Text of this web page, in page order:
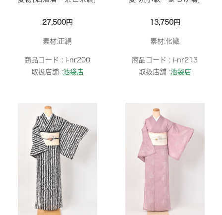
27,500円
素材:正絹
商品コード : i-nr200
取扱店舗 :池袋店
13,750円
素材:化繊
商品コード : i-nr213
取扱店舗 :池袋店